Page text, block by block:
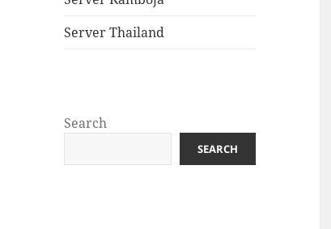
Server Thailand
Search
SEARCH